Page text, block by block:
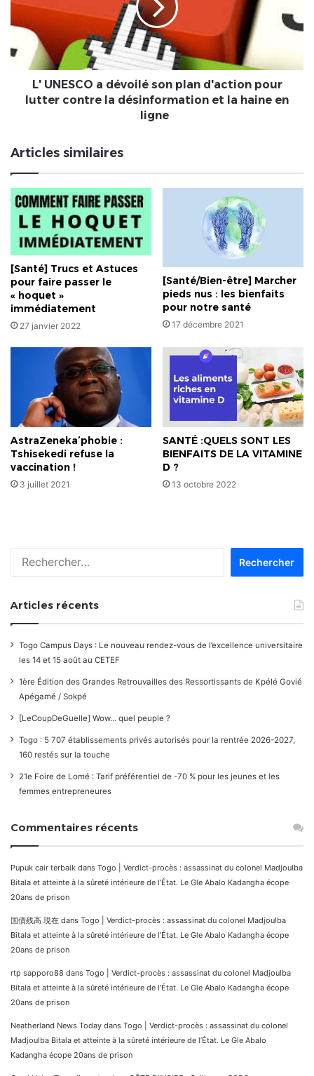
plan
d'action
pour
lutter
haine
en
L' UNESCO a dévoilé son plan d'action pour
lutter contre la désinformation et la haine en
ligne
Articles similaires
[Santé] Trucs et Astuces
pour faire passer le
« hoquet »
immédiatement
27 janvier 2022
[Santé/Bien-être] Marcher
pieds nus : les bienfaits
pour notre santé
17 décembre 2021
AstraZeneka’phobie :
Tshisekedi refuse la
vaccination !
3 juillet 2021
SANTÉ :QUELS SONT LES
BIENFAITS DE LA VITAMINE
D ?
13 octobre 2022
Articles récents
Togo Campus Days : Le nouveau rendez-vous de l’excellence universitaire
les 14 et 15 août au CETEF
1ère Édition des Grandes Retrouvailles des Ressortissants de Kpélé Govié
Apégamé / Sokpé
[LeCoupDeGuelle] Wow… quel peuple ?
Togo : 5 707 établissements privés autorisés pour la rentrée 2026-2027,
160 restés sur la touche
21e Foire de Lomé : Tarif préférentiel de -70 % pour les jeunes et les
femmes entrepreneures
Commentaires récents
Pupuk cair terbaik dans Togo | Verdict-procès : assassinat du colonel Madjoulba
Bitala et atteinte à la sûreté intérieure de l’État. Le Gle Abalo Kadangha écope
20ans de prison
国債残高 現在 dans Togo | Verdict-procès : assassinat du colonel Madjoulba
Bitala et atteinte à la sûreté intérieure de l’État. Le Gle Abalo Kadangha écope
20ans de prison
rtp sapporo88 dans Togo | Verdict-procès : assassinat du colonel Madjoulba
Bitala et atteinte à la sûreté intérieure de l’État. Le Gle Abalo Kadangha écope
20ans de prison
Neatherland News Today dans Togo | Verdict-procès : assassinat du colonel
Madjoulba Bitala et atteinte à la sûreté intérieure de l’État. Le Gle Abalo
Kadangha écope 20ans de prison